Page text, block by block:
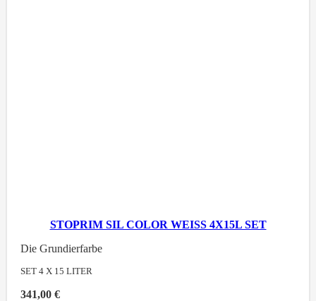
STOPRIM SIL COLOR WEISS 4X15L SET
Die Grundierfarbe
SET 4 X 15 LITER
341,00€